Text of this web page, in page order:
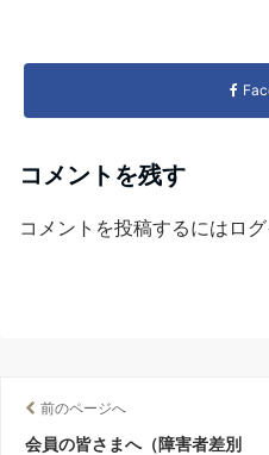
コメントを残す
コメントを投稿するには ロ
前のページへ
会員の皆さまへ（障害者差別